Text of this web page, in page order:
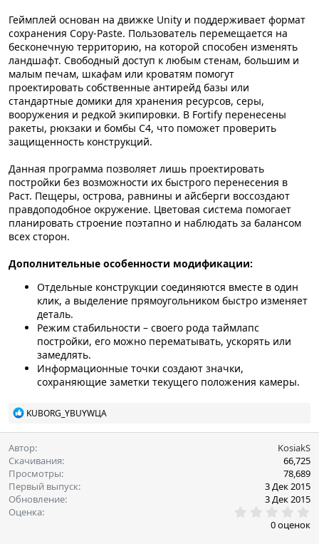
Геймплей основан на движке Unity и поддерживает формат
сохранения Copy-Paste. Пользователь перемещается на
бесконечную территорию, на которой способен изменять
ландшафт. Свободный доступ к любым стенам, большим и
малым печам, шкафам или кроватям помогут
проектировать собственные антирейд базы или
стандартные домики для хранения ресурсов, серы,
вооружения и редкой экипировки. В Fortify перенесены
ракеты, рюкзаки и бомбы C4, что поможет проверить
защищенность конструкций.
Данная программа позволяет лишь проектировать
постройки без возможности их быстрого перенесения в
Раст. Пещеры, острова, равнины и айсберги воссоздают
правдоподобное окружение. Цветовая система помогает
планировать строение поэтапно и наблюдать за балансом
всех сторон.
Дополнительные особенности модификации:
Отдельные конструкции соединяются вместе в один
клик, а выделение прямоугольником быстро изменяет
деталь.
Режим стабильности – своего рода таймлапс
постройки, его можно перематывать, ускорять или
замедлять.
Информационные точки создают значки,
сохраняющие заметки текущего положения камеры.
Р
а
к
ц
и
:
KUBORG_YBUYWЦА
Автор
KosiakS
Скачивания
66,725
Просмотры
78,689
Первый выпуск
3 Дек 2015
Обновление
3 Дек 2015
Оценка
.
0
0 оценок